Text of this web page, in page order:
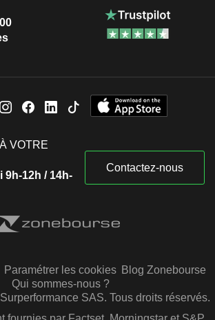
VOTRE
9h-12h / 14h-
Contactez-nous
Paramétrer les cookies Blog Zonebourse
Qui sommes-nous ?
SAS. Tous droits réservés.